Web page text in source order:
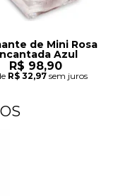
de Mini Rosa
Azul
R$ 98,90
R$ 32,97sem juros